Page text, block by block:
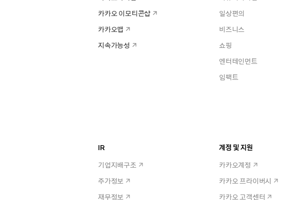
카카오 이모티콘샵
카카오맵
지속가능성
일상편의
비즈니스
쇼핑
엔터테인먼트
임팩트
IR
기업지배구조
주가정보
재무정보
계정 및 지원
카카오계정
카카오 프라이버시
카카오 고객센터